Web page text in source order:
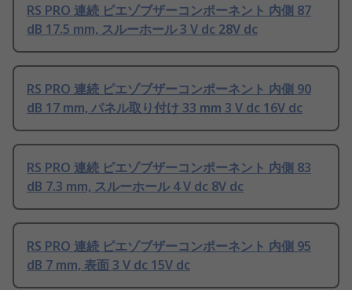
RS PRO 連続 ピエゾブザーコンポーネント 内側 87
dB 17.5 mm, スルーホール 3 V dc 28V dc
RS PRO 連続 ピエゾブザーコンポーネント 内側 90
dB 17 mm, パネル取り付け 33 mm 3 V dc 16V dc
RS PRO 連続 ピエゾブザーコンポーネント 内側 83
dB 7.3 mm, スルーホール 4 V dc 8V dc
RS PRO 連続 ピエゾブザーコンポーネント 内側 95
dB 7 mm, 表面 3 V dc 15V dc